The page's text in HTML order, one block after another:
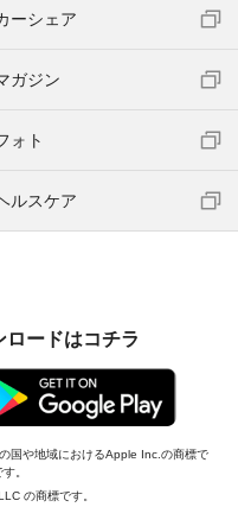
ーシェア
ガジン
ォト
ルスケア
ードはコチラ
国や地域におけるApple Inc.の商標で
。
の商標です。